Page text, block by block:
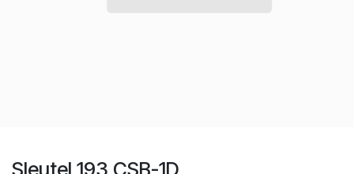
Sleutel 193 CSB-1D